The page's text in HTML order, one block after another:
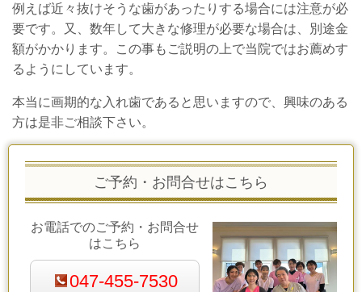
例えば近々抜けそうな歯があったりする場合には注意が必
要です。又、数年して大きな修理が必要な場合は、別途金
額がかかります。この事もご説明の上で当院ではお薦めす
るようにしています。
本当に画期的な入れ歯であると思いますので、興味のある
方は是非ご相談下さい。
ご予約・お問合せはこちら
お電話でのご予約・お問合せ
はこちら
047-455-7530